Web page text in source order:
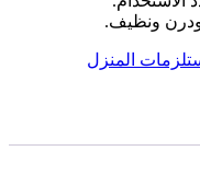
ونظيف.
المنزل